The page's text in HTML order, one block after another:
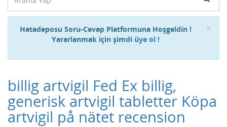
×
Hatadeposu Soru-Cevap Platformuna Hoşgeldin !
Yararlanmak için şimdi üye ol !
billig artvigil Fed Ex billig,
generisk artvigil tabletter Köpa
artvigil på nätet recension